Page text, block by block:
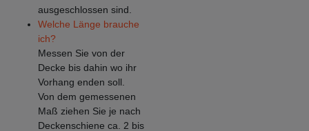
ausgeschlossen sind.
Welche Länge brauche
ich?
Messen Sie von der
Decke bis dahin wo ihr
Vorhang enden soll.
Von dem gemessenen
Maß ziehen Sie je nach
Deckenschiene ca. 2 bis